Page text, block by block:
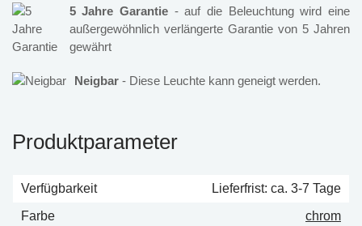
5 Jahre Garantie - auf die Beleuchtung wird eine
außergewöhnlich verlängerte Garantie von 5 Jahren
gewährt
Neigbar - Diese Leuchte kann geneigt werden.
Produktparameter
Verfügbarkeit
Lieferfrist: ca. 3-7 Tage
Farbe
chrom